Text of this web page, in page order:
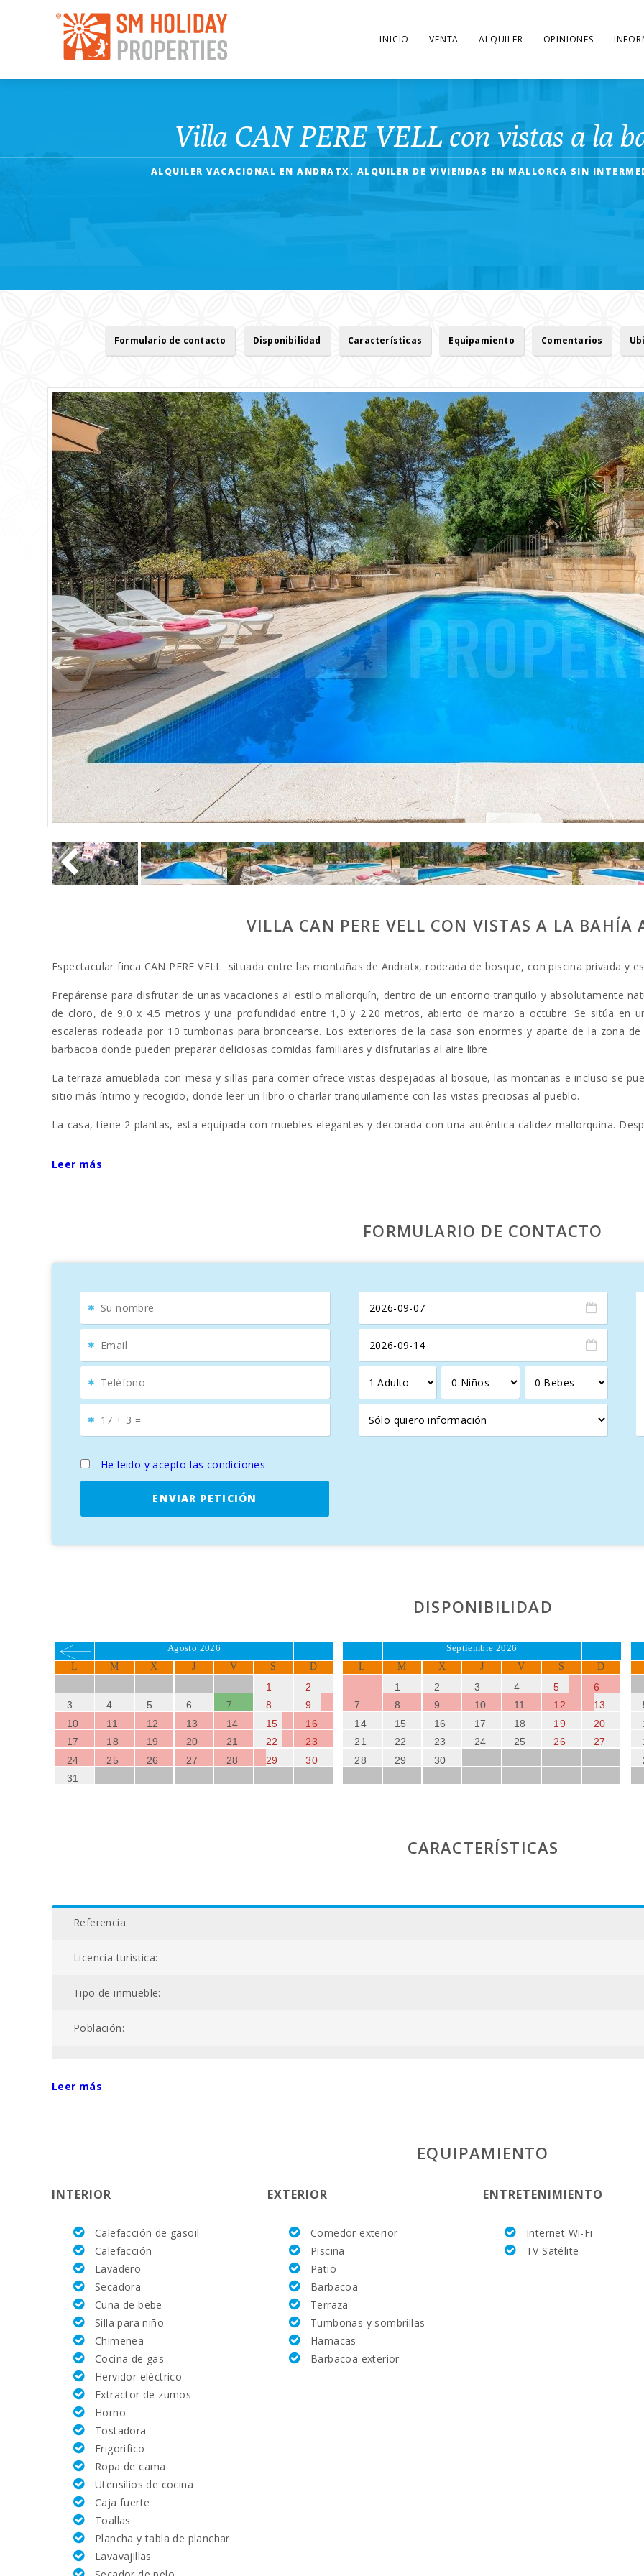
INICIO VENTA ALQUILER OPINIONES
Villa CAN PERE VELL con vistas a la
ALQUILER VACACIONAL EN ANDRATX. ALQUILER DE VIVIENDAS EN MALLORCA SIN
Formulario de contacto Disponibilidad Características Equipamiento Comentarios
VILLA CAN PERE VELL CON VISTAS A LA BAHÍA
Espectacular finca CAN PERE VELL situada entre las montañas de Andratx, rodeada de bosque, con piscina privada y
Prepárense para disfrutar de unas vacaciones al estilo mallorquín, dentro de un entorno tranquilo y absolutamente
de cloro, de 9,0 x 4.5 metros y una profundidad entre 1,0 y 2.20 metros, abierto de marzo a octubre. Se sitúa en
escaleras rodeada por 10 tumbonas para broncearse. Los exteriores de la casa son enormes y aparte de la zona
barbacoa donde pueden preparar deliciosas comidas familiares y disfrutarlas al aire libre.
La terraza amueblada con mesa y sillas para comer ofrece vistas despejadas al bosque, las montañas e incluso se
sitio más íntimo y recogido, donde leer un libro o charlar tranquilamente con las vistas preciosas al pueblo.
La casa, tiene 2 plantas, esta equipada con muebles elegantes y decorada con una auténtica calidez mallorquina.
tranquilo para descansar.
En la planta baja hay un dormitorio con dos camas individuales. Existe un espacio para preparar 1 cuna y 1 trona.
dos baños más en este piso superior, uno con bañera y uno con ducha. Hay calefacción central gasoil en toda la casa,
La lavandería, en la terraza, ofrece lavadora, secadora, aspiradora, plancha y tabla para planchar.
La parcela está vallada y sin vecinos alrededor. Hay aparcamiento exterior para 4 coches.
A 20 minutos en coche de Puerto de Andratx, ésta finca está en un entorno tranquilo en medio de la naturaleza. El
un gin-tonic en uno de los bares mirando la puesta de sol. En Andratx, hay supermercados, una gasolinera, bares y
llega a playas de arena, p.ej. Sant Elm, Camp de Mar o Paguera, así como al campo de golf de Santa Ponça y al
una referencia para senderistas y ciclistas, que vienen sobre todo en primavera, otoño e invierno. Es recomendable
excursión con el tren antiguo de Palma a Sóller.
Leer más
FORMULARIO DE CONTACTO
He leido y acepto las condiciones
ENVIAR PETICIÓN
DISPONIBILIDAD
Agosto 2026
L M X J V S D
1
2
3
4 5 6 7 8
9
10
11 12 13 14 15
16
17
18 19 20 21 22
23
24
25 26 27 28 29
30
31
Septiembre 2026
L M X J V S D
1 2 3 4 5
6
7
8 9 10 11 12
13
14
15 16 17 18 19
20
21
22 23 24 25 26
27
28
29 30
CARACTERÍSTICAS
Referencia:
Licencia turística:
Tipo de inmueble:
Población:
Academia de tenis Rafa Nadal (km):
Hospital Son Espases Palma de Mallorca (km):
Supermercado LIDL (km):
Supermercado (km):
Deporte Acuatico (km):
JUNGLE PARC MALLORCA (km):
Katmandu Park (km):
Parque atracciones - Palma Aquarium (km):
Marineland Mallorca (km):
Playa Sant Elm(km):
Leer más
EQUIPAMIENTO
INTERIOR
Calefacción de gasoil
Calefacción
Lavadero
Secadora
Cuna de bebe
Silla para niño
Chimenea
Cocina de gas
Hervidor eléctrico
Extractor de zumos
Horno
Tostadora
Frigorifico
Ropa de cama
Utensilios de cocina
Caja fuerte
Toallas
Plancha y tabla de planchar
Lavavajillas
EXTERIOR
Comedor exterior
Piscina
Patio
Barbacoa
Terraza
Tumbonas y sombrillas
Hamacas
Barbacoa exterior
ENTRETENIMIENTO
Internet Wi-Fi
TV Satélite